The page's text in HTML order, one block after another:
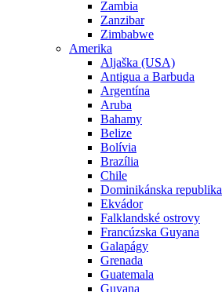
Zambia
Zanzibar
Zimbabwe
Amerika
Aljaška (USA)
Antigua a Barbuda
Argentína
Aruba
Bahamy
Belize
Bolívia
Brazília
Chile
Dominikánska republika
Ekvádor
Falklandské ostrovy
Francúzska Guyana
Galapágy
Grenada
Guatemala
Guyana